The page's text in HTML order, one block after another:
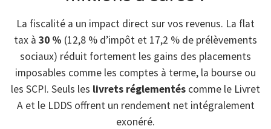
La fiscalité a un impact direct sur vos revenus. La flat
tax à 30 % (12,8 % d’impôt et 17,2 % de prélèvements
sociaux) réduit fortement les gains des placements
imposables comme les comptes à terme, la bourse ou
les SCPI. Seuls les livrets réglementés comme le Livret
A et le LDDS offrent un rendement net intégralement
exonéré.